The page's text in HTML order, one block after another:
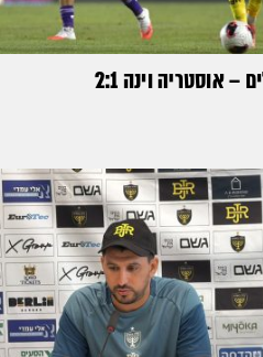
אוסטריה וינה 2:1